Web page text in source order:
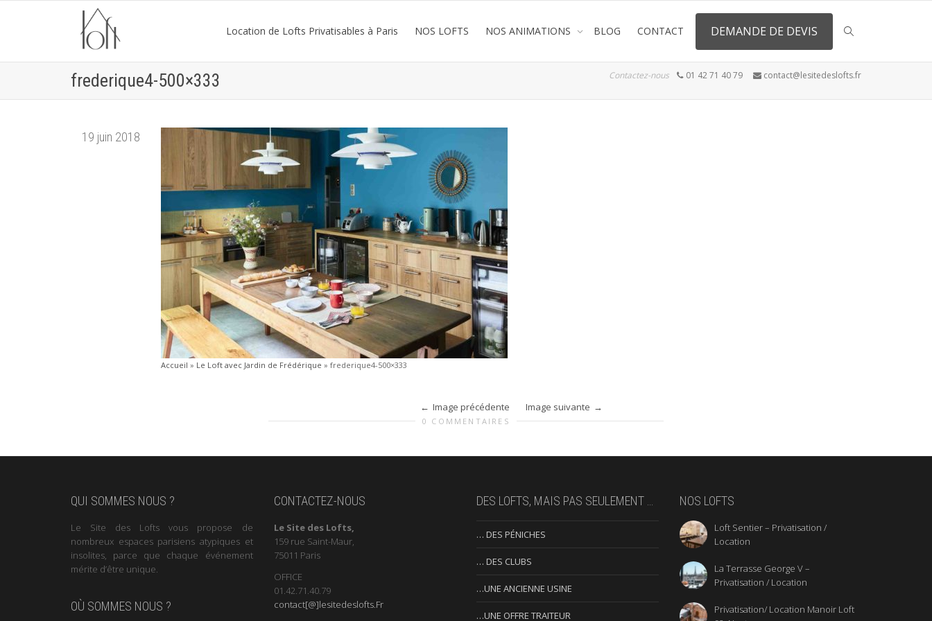
Location de Lofts Privatisables à Paris NOS LOFTS NOS ANIMATIONS BLOG CONTACT DEMANDE DE DEVIS
frederique4-500×333 Contactez-nous 01 42 71 40 79 contact@lesitedeslofts.fr
19 juin 2018
Accueil » Le Loft avec Jardin de Frédérique » frederique4-500×333
Image précédente Image suivante
0 COMMENTAIRES
QUI SOMMES NOUS ?
Le Site des Lofts vous propose de
nombreux espaces parisiens atypiques et
insolites, parce que chaque événement
mérite d’être unique.
OÙ SOMMES NOUS ?
CONTACTEZ-NOUS
Le Site des Lofts,
159 rue Saint-Maur,
75011 Paris
OFFICE
01.42.71.40.79
contact[@]lesitedeslofts.Fr
DES LOFTS, MAIS PAS SEULEMENT …
… DES PÉNICHES
… DES CLUBS
…UNE ANCIENNE USINE
…UNE OFFRE TRAITEUR
NOS LOFTS
Loft Sentier – Privatisation /
Location
La Terrasse George V –
Privatisation / Location
Privatisation/ Location Manoir Loft